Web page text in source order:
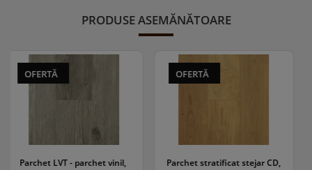
PRODUSE ASEMĂNĂTOARE
OFERTĂ
Parchet stratificat stejar CD,
OFERTĂ
Tapet Sirpi crem cu flori